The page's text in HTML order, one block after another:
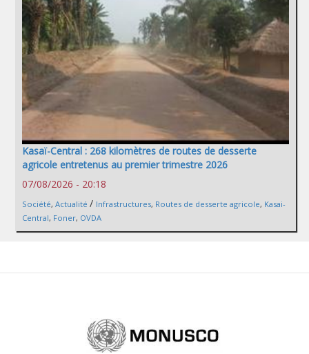
Kasaï-Central : 268 kilomètres de routes de desserte
agricole entretenus au premier trimestre 2026
07/08/2026 - 20:18
Société, Actualité / Infrastructures, Routes de desserte agricole, Kasai-
Central, Foner, OVDA